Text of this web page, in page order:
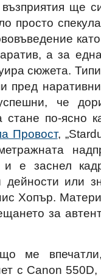
възприятия ще
просто
а за
сюжета.
пред
че
стане по-ясно
Провост,
и е заснел
дейности или
Хопър.
за
ме
с Canon